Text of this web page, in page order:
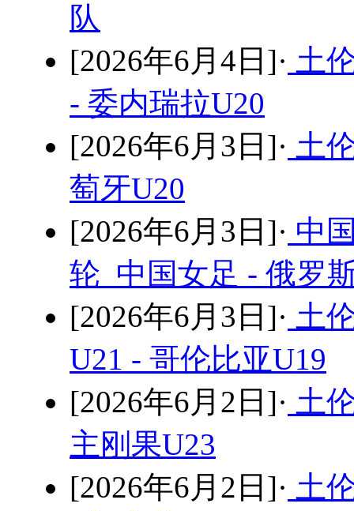
队
[2026年6月4日]· 土
- 委内瑞拉U20
[2026年6月3日]· 土
萄牙U20
[2026年6月3日]· 中
轮 中国女足 - 俄罗
[2026年6月3日]· 土
U21 - 哥伦比亚U19
[2026年6月2日]· 土
主刚果U23
[2026年6月2日]· 土